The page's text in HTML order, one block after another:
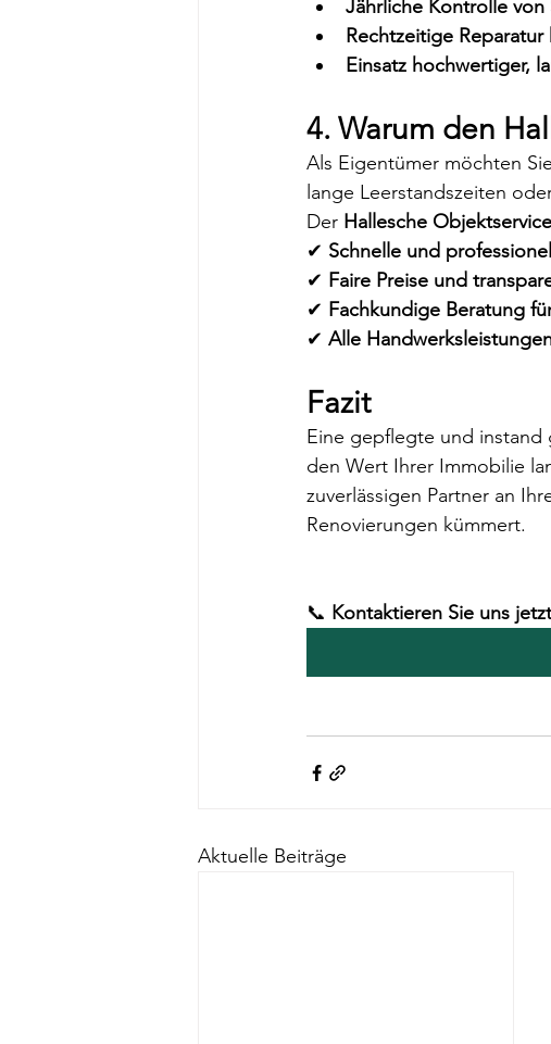
Jährliche Kontrolle
Rechtzeitige
Einsatz hochwertiger,
4. Warum den
Als Eigentümer möchten
lange Leerstandszeiten
Der Hallesche Objektservice
✔ Schnelle und
✔ Faire Preise und
✔ Fachkundige Beratung
✔ Alle
Fazit
Eine gepflegte und
den Wert Ihrer Immobilie
zuverlässigen Partner an
Renovierungen kümmert.
📞 Kontaktieren Sie uns
Aktuelle Beiträge